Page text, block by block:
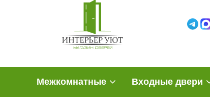
Межкомнатные Входные двери